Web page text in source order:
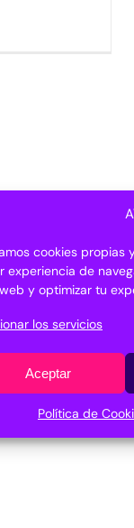
cookies
experiencia de
y optimizar tu
los servicios
Aceptar
Política de